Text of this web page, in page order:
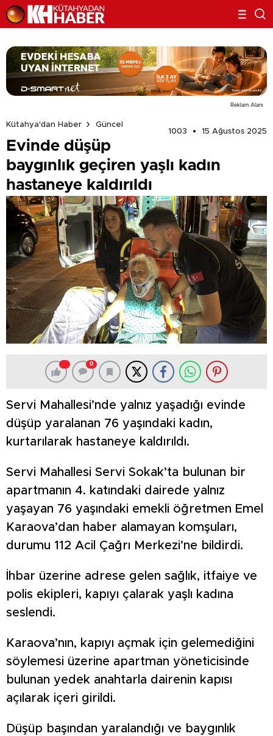
Reklam Alanı
Kütahya'dan Haber
Güncel
1003
15 Ağustos 2025
Evinde düşüp
baygınlık geçiren yaşlı kadın
hastaneye kaldırıldı
0
Servi Mahallesi’nde yalnız yaşadığı evinde
düşüp yaralanan 76 yaşındaki kadın,
kurtarılarak hastaneye kaldırıldı.
Servi Mahallesi Servi Sokak’ta bulunan bir
apartmanın 4. katındaki dairede yalnız
yaşayan 76 yaşındaki emekli öğretmen Emel
Karaova’dan haber alamayan komşuları,
durumu 112 Acil Çağrı Merkezi’ne bildirdi.
İhbar üzerine adrese gelen sağlık, itfaiye ve
polis ekipleri, kapıyı çalarak yaşlı kadına
seslendi.
Karaova’nın, kapıyı açmak için gelemediğini
söylemesi üzerine apartman yöneticisinde
bulunan yedek anahtarla dairenin kapısı
açılarak içeri girildi.
Düşüp başından yaralandığı ve baygınlık